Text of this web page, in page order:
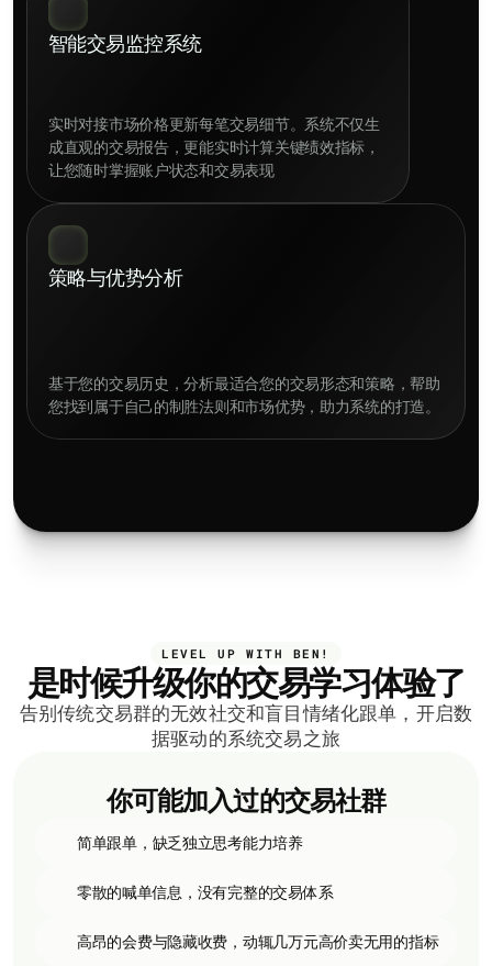
LEVEL UP WITH BEN!
是时候升级你的交易学习体验了
告别传统交易群的无效社交和盲目情绪化跟单，开启数
据驱动的系统交易之旅
你可能加入过的交易社群
简单跟单，缺乏独立思考能力培养
零散的喊单信息，没有完整的交易体系
高昂的会费与隐藏收费，动辄几万元高价卖无用的指标
智能交易监控系统
实时对接市场价格更新每笔交易细节。系统不仅生
成直观的交易报告，更能实时计算关键绩效指标，
让您随时掌握账户状态和交易表现
策略与优势分析
基于您的交易历史，分析最适合您的交易形态和策略，帮助